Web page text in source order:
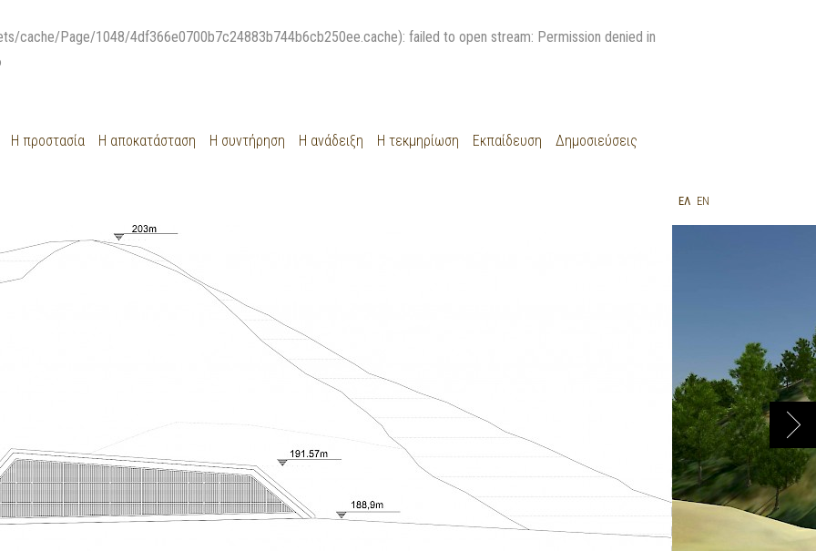
cache/Page/1048/4df366e0700b7c24883b744b6cb250ee.cache): failed to open stream: Permission denied in
μακεδονικοι ταφοι Δερβενιου
Η προστασία Η αποκατάσταση H συντήρηση Η ανάδειξη Η τεκμηρίωση Εκπαίδευση Δημοσιεύσεις
ΕΛ EN
Next